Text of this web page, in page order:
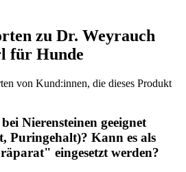
zu Dr. Weyrauch
für Hunde
von Kund:innen, die dieses Produkt
Nierensteinen geeignet
Puringehalt)? Kann es als
eingesetzt werden?